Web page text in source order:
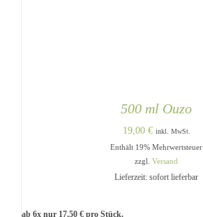
500 ml Ouzo
19,00 € inkl. MwSt.
Enthält 19% Mehrwertsteuer
zzgl. Versand
Lieferzeit: sofort lieferbar
ab 6x nur 17,50 € pro Stück.